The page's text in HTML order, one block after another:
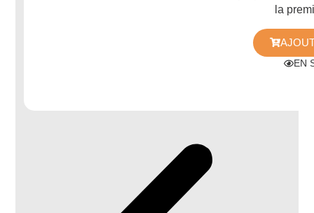
la
EN